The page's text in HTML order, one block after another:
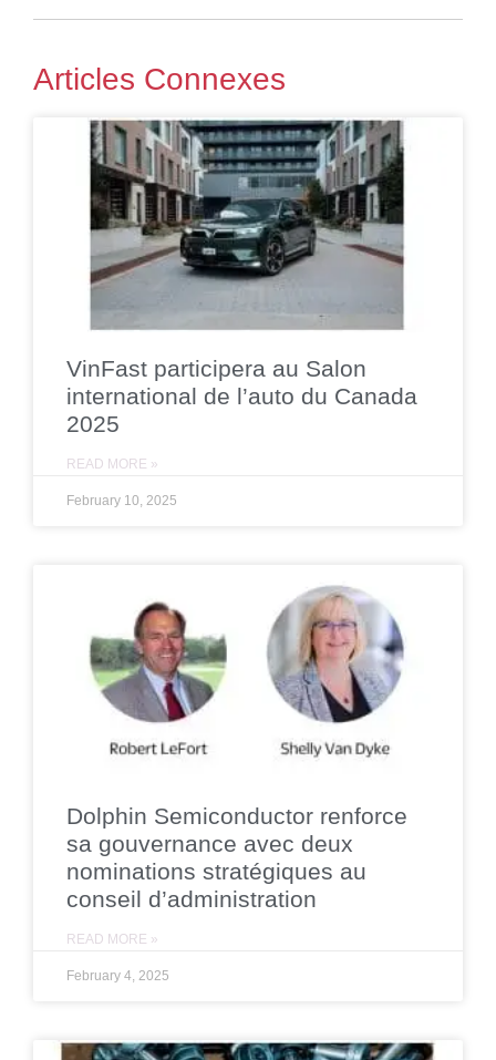
Articles Connexes
VinFast participera au Salon
international de l’auto du Canada
2025
READ MORE »
February 10, 2025
Dolphin Semiconductor renforce
sa gouvernance avec deux
nominations stratégiques au
conseil d’administration
READ MORE »
February 4, 2025